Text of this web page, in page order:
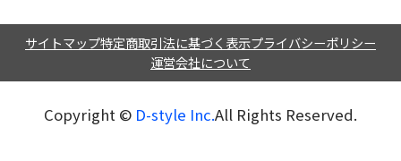
サイトマップ特定商取引法に基づく表示プライバシーポリシー
運営会社について
Copyright ©︎ D-style Inc.All Rights Reserved.